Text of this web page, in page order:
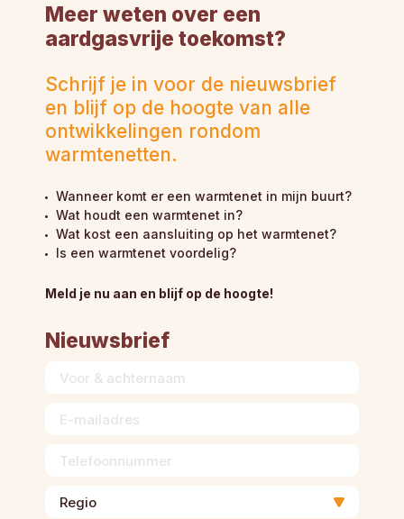
Meer weten over een
aardgasvrije toekomst?
Schrijf je in voor de nieuwsbrief
en blijf op de hoogte van alle
ontwikkelingen rondom
warmtenetten.
Wanneer komt er een warmtenet in mijn buurt?
Wat houdt een warmtenet in?
Wat kost een aansluiting op het warmtenet?
Is een warmtenet voordelig?
Meld je nu aan en blijf op de hoogte!
Nieuwsbrief
Voor
Email
Telefoonnummer
Regio